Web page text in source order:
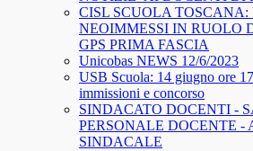
CISL SCUOLA
NEOIMMESSI IN RUOLO
GPS PRIMA FASCIA
Unicobas NEWS 12/6/2023
USB Scuola: 14 giugno ore
immissioni e concorso
SINDACATO DOCENTI -
PERSONALE DOCENTE -
SINDACALE